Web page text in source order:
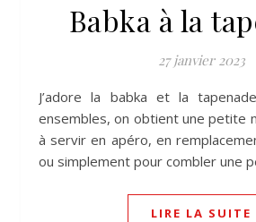
Babka à la
27 janvier 2023
J’adore la babka et la tapenade alors les deux
ensembles, on obtient une petite
à servir en apéro, en
ou simplement pour combler une
LIRE LA SUITE